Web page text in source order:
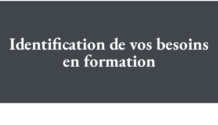
Identification de vos besoins
en formation